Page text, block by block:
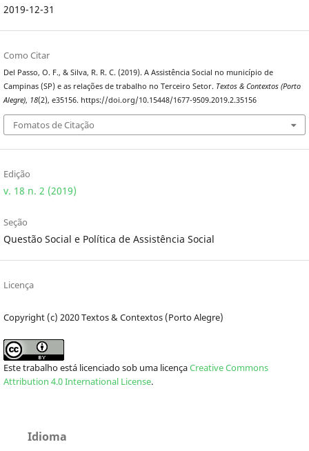
2019-12-31
Como Citar
Del Passo, O. F., & Silva, R. R. C. (2019). A Assistência Social no município de
Campinas (SP) e as relações de trabalho no Terceiro Setor. Textos & Contextos (Porto
Alegre), 18(2), e35156. https://doi.org/10.15448/1677-9509.2019.2.35156
Fomatos de Citação
Edição
v. 18 n. 2 (2019)
Seção
Questão Social e Política de Assistência Social
Licença
Copyright (c) 2020 Textos & Contextos (Porto Alegre)
Este trabalho está licenciado sob uma licençaCreative Commons
Attribution 4.0 International License.
Idioma